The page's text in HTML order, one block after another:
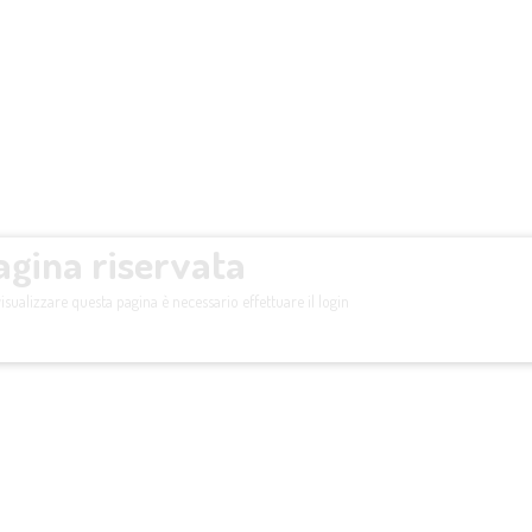
riservata
questa pagina è necessario effettuare il login